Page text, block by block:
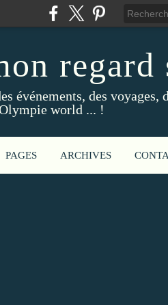
regard
événements, des voyages,
world ... !
PAGES ARCHIVES